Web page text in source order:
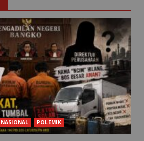
NASIONAL POLEMIK